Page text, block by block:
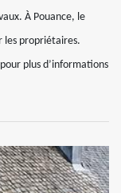
À Pouance, le
les propriétaires.
plus d’informations